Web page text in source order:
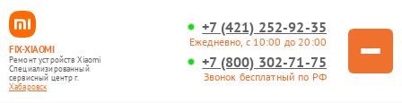
FIX-XIAOMI
Ремонт устройств Xiaomi
Специализированный
cервисный центр г.
Хабаровск
+7 (421) 252-92-35
Ежедневно, с 10:00 до 20:00
+7 (800) 302-71-75
Звонок бесплатный по РФ